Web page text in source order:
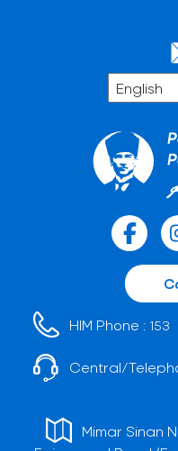
HIM Phone : 153
Central/
Mimar Sinan